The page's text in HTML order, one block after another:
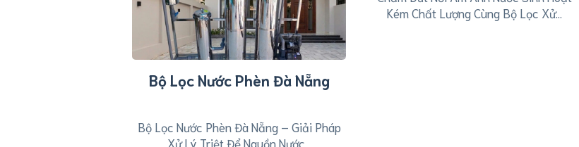
Kém Chất Lượng Cùng Bộ Lọc Xử...
Bộ Lọc Nước Phèn Đà Nẵng
Bộ Lọc Nước Phèn Đà Nẵng – Giải Pháp
Xử Lý Triệt Để Nguồn Nước...